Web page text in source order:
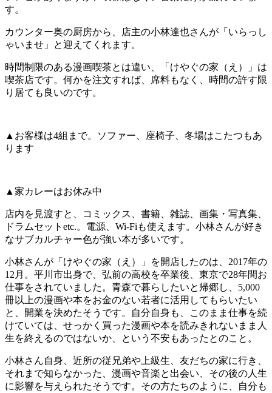
す。
カウンター奥の厨房から、店主の小林達也さんが「いらっし
ゃいませ」と迎えてくれます。
時間制限のある漫画喫茶とは違い、「けやぐの家（え）」は
喫茶店です。何かを注文すれば、席料もなく、時間の許す限
り居ても良いのです。
▲お客様は4組まで。ソファー、座椅子、冬場はこたつもあ
ります
▲家カレーはお休み中
店内を見渡すと、コミックス、書籍、雑誌、画集・写真集、
ドラムセットetc.。電源、Wi-Fiも使えます。小林さんが好き
なサブカルチャー色が強い本が多いです。
小林さんが「けやぐの家（え）」を開店したのは、2017年の
12月。平川市出身で、弘前の高校を卒業後、東京で28年間お
仕事をされていました。青森で暮らしたいと帰郷し、5,000
冊以上の漫画や本をお金のない若者に活用してもらいたい
と、開業を決めたそうです。自分自身も、このまま仕事を続
けていては、せっかく買った漫画や本を読みきれないまま人
生を終えるのではないか、という不安もあったとのこと。
小林さん自身、近所の従兄弟や上級生、友だちの家に行き、
それまで知らなかった、漫画や音楽と出会い、その後の人生
に影響を与えられたそうです。その方たちのように、自分も